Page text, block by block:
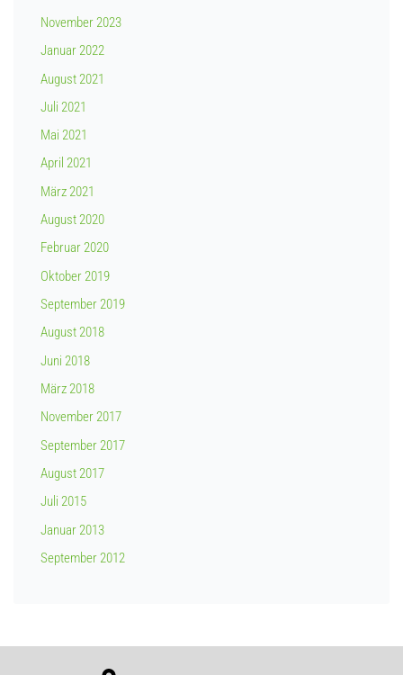
November 2023
Januar 2022
August 2021
Juli 2021
Mai 2021
April 2021
März 2021
August 2020
Februar 2020
Oktober 2019
September 2019
August 2018
Juni 2018
März 2018
November 2017
September 2017
August 2017
Juli 2015
Januar 2013
September 2012